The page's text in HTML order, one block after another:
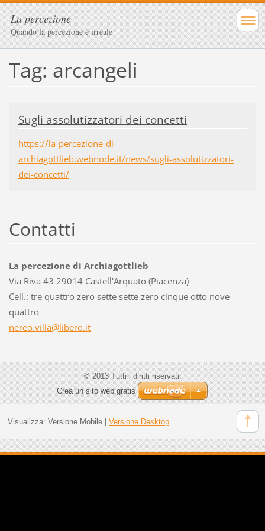
La percezione
Quando la percezione è irreale
Tag: arcangeli
Sugli assolutizzatori dei concetti
https://la-percezione-di-
archiagottlieb.webnode.it/news/sugli-assolutizzatori-
dei-concetti/
Contatti
La percezione di Archiagottlieb
Via Riva 43 29014 Castell'Arquato (Piacenza)
Cell.: tre quattro zero sette sette zero cinque otto nove
quattro
nereo.villa@libero.it
© 2013 Tutti i diritti riservati.
Crea un sito web gratis
Visualizza: Versione Mobile| Versione Desktop